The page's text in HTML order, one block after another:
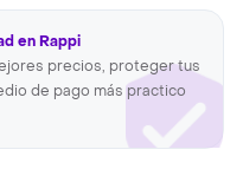
en Rappi
precios, proteger tus
de pago más practico